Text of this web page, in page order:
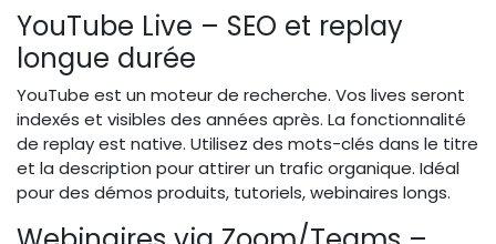
YouTube Live – SEO et replay
longue durée
YouTube est un moteur de recherche. Vos lives seront
indexés et visibles des années après. La fonctionnalité
de replay est native. Utilisez des mots-clés dans le titre
et la description pour attirer un trafic organique. Idéal
pour des démos produits, tutoriels, webinaires longs.